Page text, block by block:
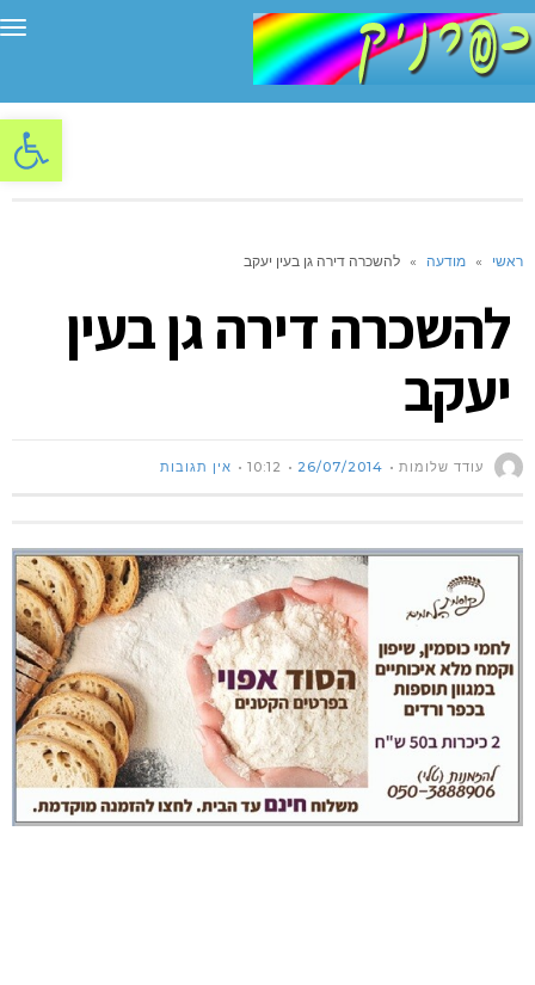
פתח
ראשי » מודעה » להשכרה דירה גן בעין יעקב
להשכרה דירה גן בעין
יעקב
עודד שלומות 26/07/2014
10:12 אין תגובות